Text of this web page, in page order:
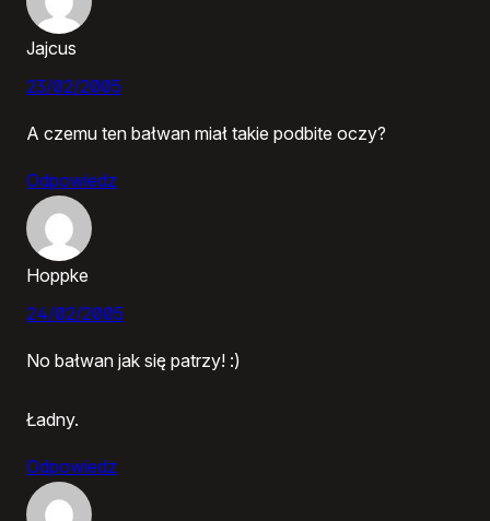
Jajcus
23/02/2005
A czemu ten bałwan miał takie podbite oczy?
Odpowiedz
Hoppke
24/02/2005
No bałwan jak się patrzy! :)
Ładny.
Odpowiedz